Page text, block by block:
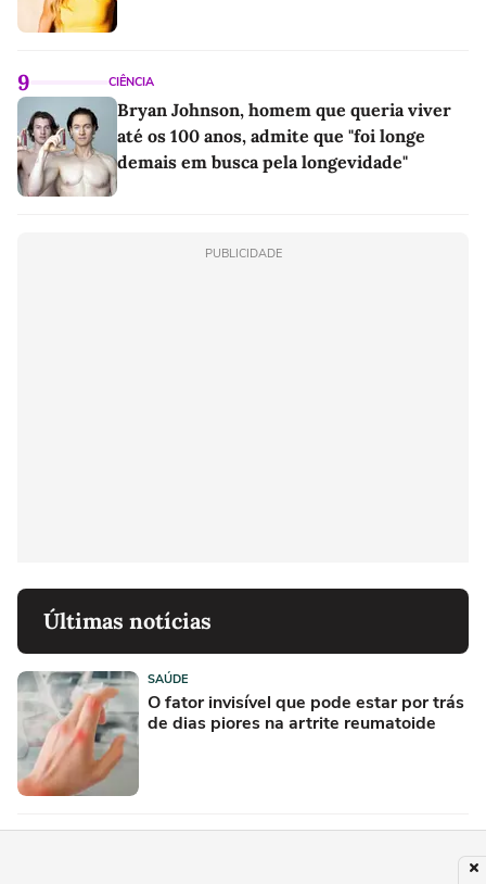
9 CIÊNCIA
Bryan Johnson, homem que queria viver
até os 100 anos, admite que "foi longe
demais em busca pela longevidade"
PUBLICIDADE
Últimas notícias
SAÚDE
O fator invisível que pode estar por trás
de dias piores na artrite reumatoide